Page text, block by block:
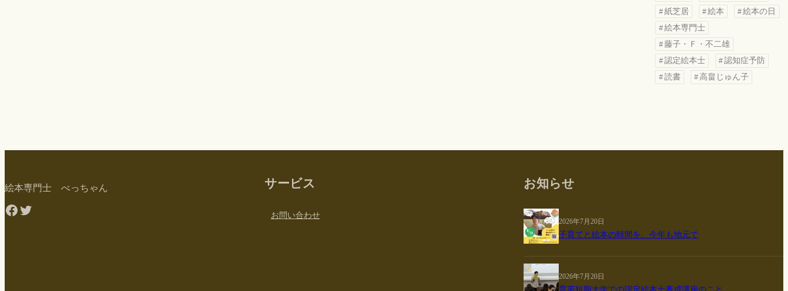
紙芝居
絵本
絵本の日
絵本専門士
藤子・Ｆ・不二雄
認定絵本士
認知症予防
読書
高畠じゅん子
絵本専門士 べっちゃん
Facebook
Twitter
サービス
お問い合わせ
お知らせ
2026年7月20日
子育てと絵本の時間を、今年も地元で
2026年7月20日